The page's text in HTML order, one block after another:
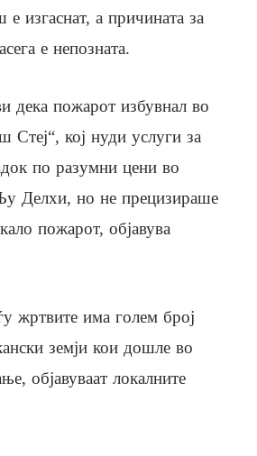
изгаснат, а причината за
е непозната.
дека пожарот избувнал во
Стеј“, кој нуди услуги за
по разумни цени во
Делхи, но не прецизираше
пожарот, објавува
жртвите има голем број
земји кои дошле во
објавуваат локалните